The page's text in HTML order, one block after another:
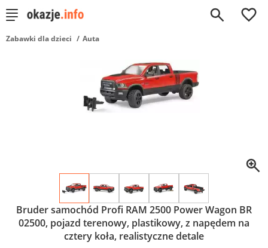
0
Zabawki dla dzieci Auta
Bruder samochód Profi RAM 2500 Power Wagon BR
02500, pojazd terenowy, plastikowy, z napędem na
cztery koła, realistyczne detale